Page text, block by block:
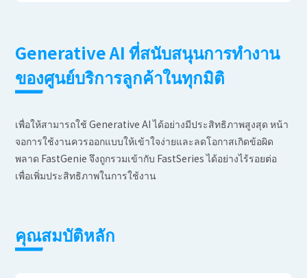
Generative AI ที่สนับสนุนการทำงาน
ของศูนย์บริการลูกค้าในทุกมิติ
เพื่อให้สามารถใช้ Generative AI ได้อย่างมีประสิทธิภาพสูงสุด หน้า
จอการใช้งานควรออกแบบให้เข้าใจง่ายและลดโอกาสเกิดข้อผิด
พลาด FastGenie จึงถูกรวมเข้ากับ FastSeries ได้อย่างไร้รอยต่อ
เพื่อเพิ่มประสิทธิภาพในการใช้งาน
คุณสมบัติหลัก